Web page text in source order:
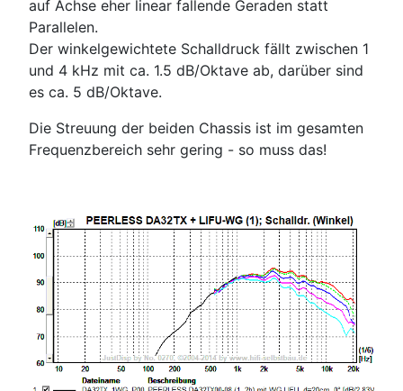
auf Achse eher linear fallende Geraden statt
Parallelen.
Der winkelgewichtete Schalldruck fällt zwischen 1
und 4 kHz mit ca. 1.5 dB/Oktave ab, darüber sind
es ca. 5 dB/Oktave.
Die Streuung der beiden Chassis ist im gesamten
Frequenzbereich sehr gering - so muss das!